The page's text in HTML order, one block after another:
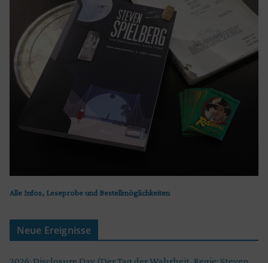
Alle Infos, Leseprobe und Bestellmöglichkeiten
Neue Ereignisse